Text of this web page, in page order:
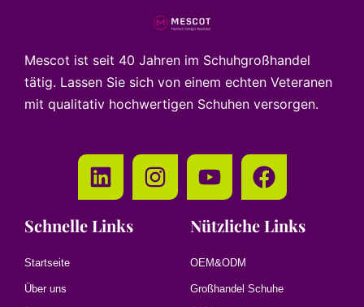
Mescot ist seit 40 Jahren im Schuhgroßhandel
tätig. Lassen Sie sich von einem echten Veteranen
mit qualitativ hochwertigen Schuhen versorgen.
Schnelle Links
Startseite
Über uns
Nützliche Links
OEM&ODM
Großhandel Schuhe